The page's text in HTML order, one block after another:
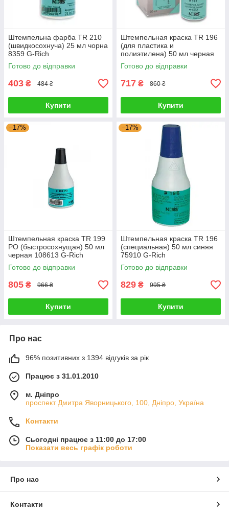
Штемпельна фарба TR 210
(швидкосохнуча) 25 мл чорна
8359 G-Rich
Готово до відправки
403 ₴ 484 ₴
Купити
Штемпельная краска TR 196
(для пластика и
полиэтилена) 50 мл черная
8357 G-Rich
Готово до відправки
717 ₴ 860 ₴
Купити
–17%
Штемпельная краска TR 199
PO (быстросохнущая) 50 мл
черная 108613 G-Rich
Готово до відправки
805 ₴ 966 ₴
Купити
–17%
Штемпельная краска TR 196
(специальная) 50 мл синяя
75910 G-Rich
Готово до відправки
829 ₴ 995 ₴
Купити
Про нас
96% позитивних з 1394 відгуків за рік
Працює з 31.01.2010
м. Дніпро
проспект Дмитра Яворницького, 100, Дніпро, Україна
Контакти
Сьогодні працює з 11:00 до 17:00
Показати весь графік роботи
Про нас
Контакти